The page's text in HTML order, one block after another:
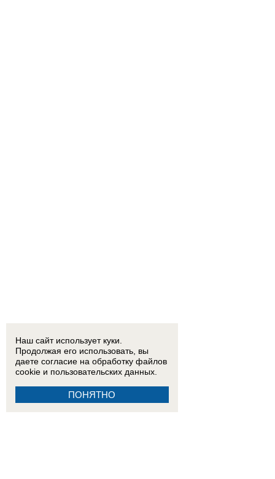
Наш сайт использует куки.
Продолжая его использовать, вы
даете согласие на обработку файлов
cookie и пользовательских данных.
ПОНЯТНО